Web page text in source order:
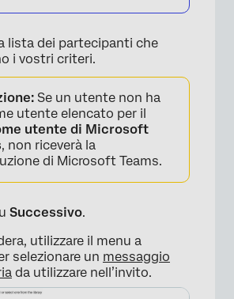
×
×
lista dei partecipanti che
i vostri criteri.
Se un utente non ha
utente elencato per il
utente di Microsoft
, non riceverà la
di Microsoft Teams.
Successivo.
utilizzare il menu a
selezionare un messaggio
da utilizzare nell’invito.